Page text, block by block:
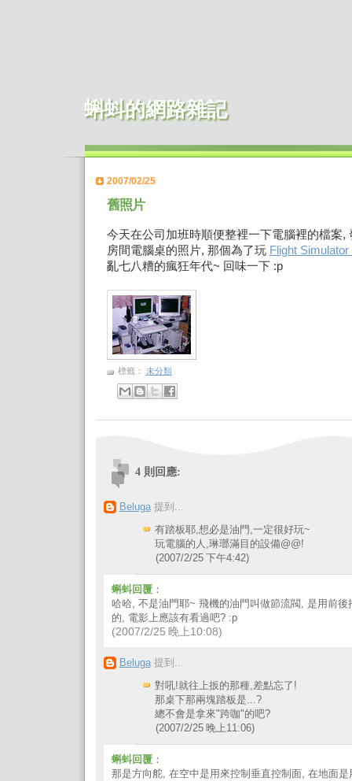
蝌蚪的網路雜記
2007/02/25
舊照片
今天在公司加班時順便整裡一下電腦裡的檔案,
房間電腦桌的照片, 那個為了玩 Flight Simulator
亂七八糟的瘋狂年代~ 回味一下 :p
標籤： 未分類
4 則回應:
Beluga提到...
有踏板耶,想必是油門,一定很好玩~
玩電腦的人,琳瑯滿目的設備@@!
(2007/2/25 下午4:42)
蝌蚪回覆：
哈哈, 不是油門耶~ 飛機的油門叫做節流閥, 是用前後
的, 電影上應該有看過吧? :p
(2007/2/25 晚上10:08)
Beluga提到...
對吼!就往上扳的那種,差點忘了!
那桌下那兩塊踏板是...?
總不會是拿來"跨咖"的吧?
(2007/2/25 晚上11:06)
蝌蚪回覆：
那是方向舵, 在空中是用來控制垂直控制面, 在地面是